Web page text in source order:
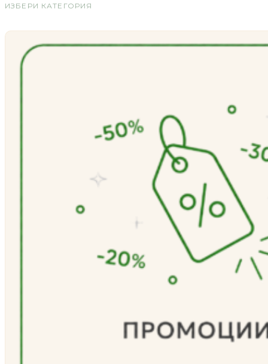
ИЗБЕРИ КАТЕГОРИЯ